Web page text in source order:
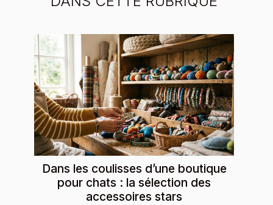
Dans les coulisses d’une boutique
pour chats : la sélection des
accessoires stars